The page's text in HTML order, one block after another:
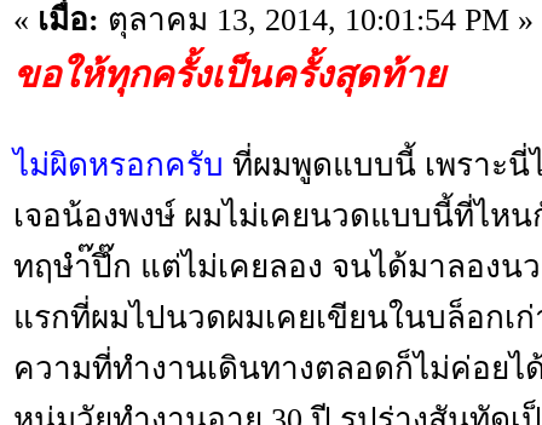
« เมื่อ: ตุลาคม 13, 2014, 10:01:54 PM »
ขอให้ทุกครั้งเป็นครั้งสุดท้าย
ไม่ผิดหรอกครับ ที่ผมพูดแบบนี้ เพราะนี่
เจอน้องพงษ์ ผมไม่เคยนวดแบบนี้ที่ไห
ทฤษำ๊ปึ๊ก แต่ไม่เคยลอง จนได้มาลองน
แรกที่ผมไปนวดผมเคยเขียนในบล็อกเ
ความที่ทำงานเดินทางตลอดก็ไม่ค่อยไ